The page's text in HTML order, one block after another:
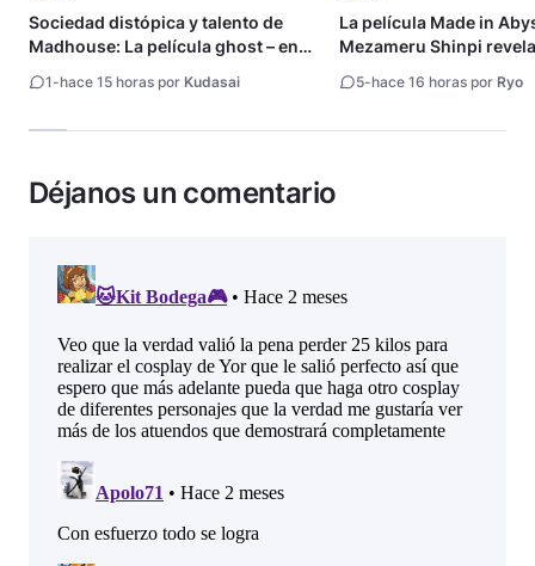
Sociedad distópica y talento de
Madhouse: La película ghost – end
1-hace 15 horas por Kudasai
La película Made in
Mezameru Shinpi
5-hace 16 horas por Ryo
Déjanos un comentario